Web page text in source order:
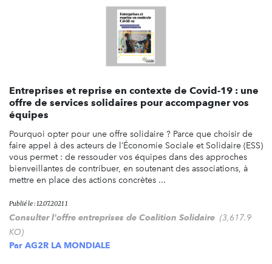
Entreprises et reprise en contexte de Covid-19 : une
offre de services solidaires pour accompagner vos
équipes
Pourquoi opter pour une offre solidaire ? Parce que choisir de
faire appel à des acteurs de l’Économie Sociale et Solidaire (ESS)
vous permet : de ressouder vos équipes dans des approches
bienveillantes de contribuer, en soutenant des associations, à
mettre en place des actions concrètes ...
Publié le : 12.07.2021 1
Consulter l'offre entreprises de Coalition Solidaire (3,617.9
KO)
Par AG2R LA MONDIALE